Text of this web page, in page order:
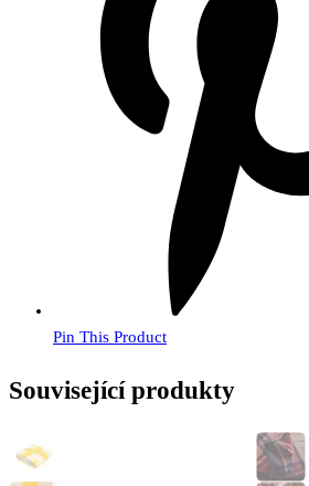
Pin This Product
Související produkty